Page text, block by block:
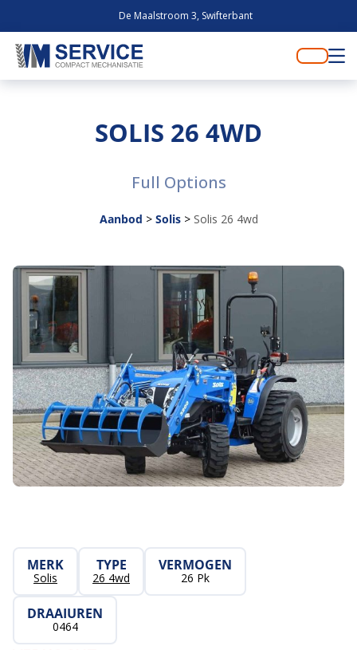
De Maalstroom 3, Swifterbant
SOLIS 26 4WD
Full Options
Aanbod > Solis> Solis 26 4wd
MERK
Solis
TYPE
26 4wd
VERMOGEN
26 Pk
DRAAIUREN
0464